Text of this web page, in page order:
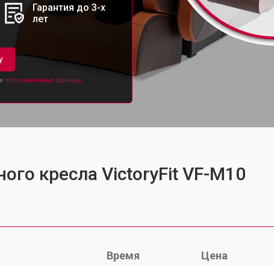
Гарантия до 3-х
лет
персональных данных.
кресла VictoryFit VF-M10
Время Цена